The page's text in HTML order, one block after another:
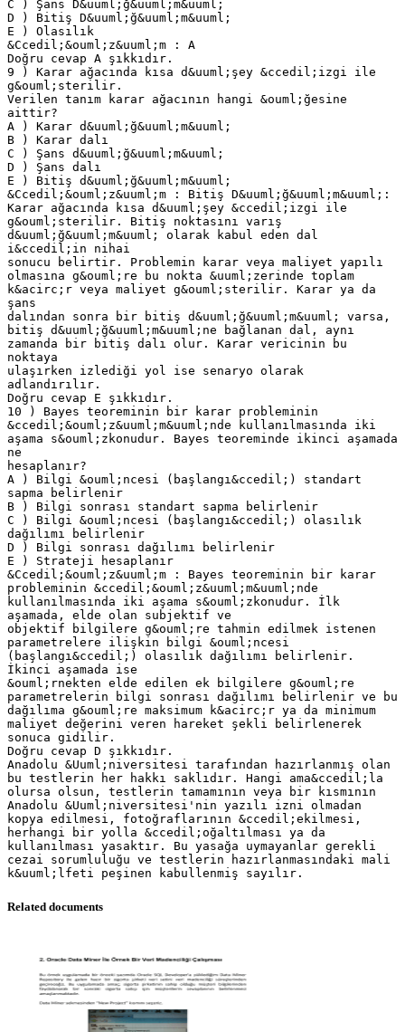
C ) Şans D&uuml;ğ&uuml;m&uuml;
D ) Bitiş D&uuml;ğ&uuml;m&uuml;
E ) Olasılık
&Ccedil;&ouml;z&uuml;m : A
Doğru cevap A şıkkıdır.
9 ) Karar ağacında kısa d&uuml;şey &ccedil;izgi ile
g&ouml;sterilir.
Verilen tanım karar ağacının hangi &ouml;ğesine
aittir?
A ) Karar d&uuml;ğ&uuml;m&uuml;
B ) Karar dalı
C ) Şans d&uuml;ğ&uuml;m&uuml;
D ) Şans dalı
E ) Bitiş d&uuml;ğ&uuml;m&uuml;
&Ccedil;&ouml;z&uuml;m : Bitiş D&uuml;ğ&uuml;m&uuml;:
Karar ağacında kısa d&uuml;şey &ccedil;izgi ile
g&ouml;sterilir. Bitiş noktasını varış
d&uuml;ğ&uuml;m&uuml; olarak kabul eden dal
i&ccedil;in nihai
sonucu belirtir. Problemin karar veya maliyet yapılı
olmasına g&ouml;re bu nokta &uuml;zerinde toplam
k&acirc;r veya maliyet g&ouml;sterilir. Karar ya da
şans
dalından sonra bir bitiş d&uuml;ğ&uuml;m&uuml; varsa,
bitiş d&uuml;ğ&uuml;m&uuml;ne bağlanan dal, aynı
zamanda bir bitiş dalı olur. Karar vericinin bu
noktaya
ulaşırken izlediği yol ise senaryo olarak
adlandırılır.
Doğru cevap E şıkkıdır.
10 ) Bayes teoreminin bir karar probleminin
&ccedil;&ouml;z&uuml;m&uuml;nde kullanılmasında iki
aşama s&ouml;zkonudur. Bayes teoreminde ikinci aşamada
ne
hesaplanır?
A ) Bilgi &ouml;ncesi (başlangı&ccedil;) standart
sapma belirlenir
B ) Bilgi sonrası standart sapma belirlenir
C ) Bilgi &ouml;ncesi (başlangı&ccedil;) olasılık
dağılımı belirlenir
D ) Bilgi sonrası dağılımı belirlenir
E ) Strateji hesaplanır
&Ccedil;&ouml;z&uuml;m : Bayes teoreminin bir karar
probleminin &ccedil;&ouml;z&uuml;m&uuml;nde
kullanılmasında iki aşama s&ouml;zkonudur. İlk
aşamada, elde olan subjektif ve
objektif bilgilere g&ouml;re tahmin edilmek istenen
parametrelere ilişkin bilgi &ouml;ncesi
(başlangı&ccedil;) olasılık dağılımı belirlenir.
İkinci aşamada ise
&ouml;rnekten elde edilen ek bilgilere g&ouml;re
parametrelerin bilgi sonrası dağılımı belirlenir ve bu
dağılıma g&ouml;re maksimum k&acirc;r ya da minimum
maliyet değerini veren hareket şekli belirlenerek
sonuca gidilir.
Doğru cevap D şıkkıdır.
Anadolu &Uuml;niversitesi tarafından hazırlanmış olan
bu testlerin her hakkı saklıdır. Hangi ama&ccedil;la
olursa olsun, testlerin tamamının veya bir kısmının
Anadolu &Uuml;niversitesi'nin yazılı izni olmadan
kopya edilmesi, fotoğraflarının &ccedil;ekilmesi,
herhangi bir yolla &ccedil;oğaltılması ya da
kullanılması yasaktır. Bu yasağa uymayanlar gerekli
cezai sorumluluğu ve testlerin hazırlanmasındaki mali
Related documents